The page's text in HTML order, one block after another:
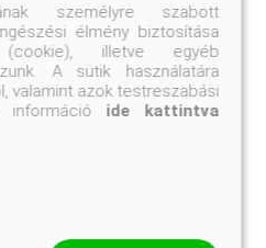
kis meténg
személyre szabott
élmény biztosítása
illetve egyéb
A sütik használatára
valamint azok testreszabási
információ ide kattintva